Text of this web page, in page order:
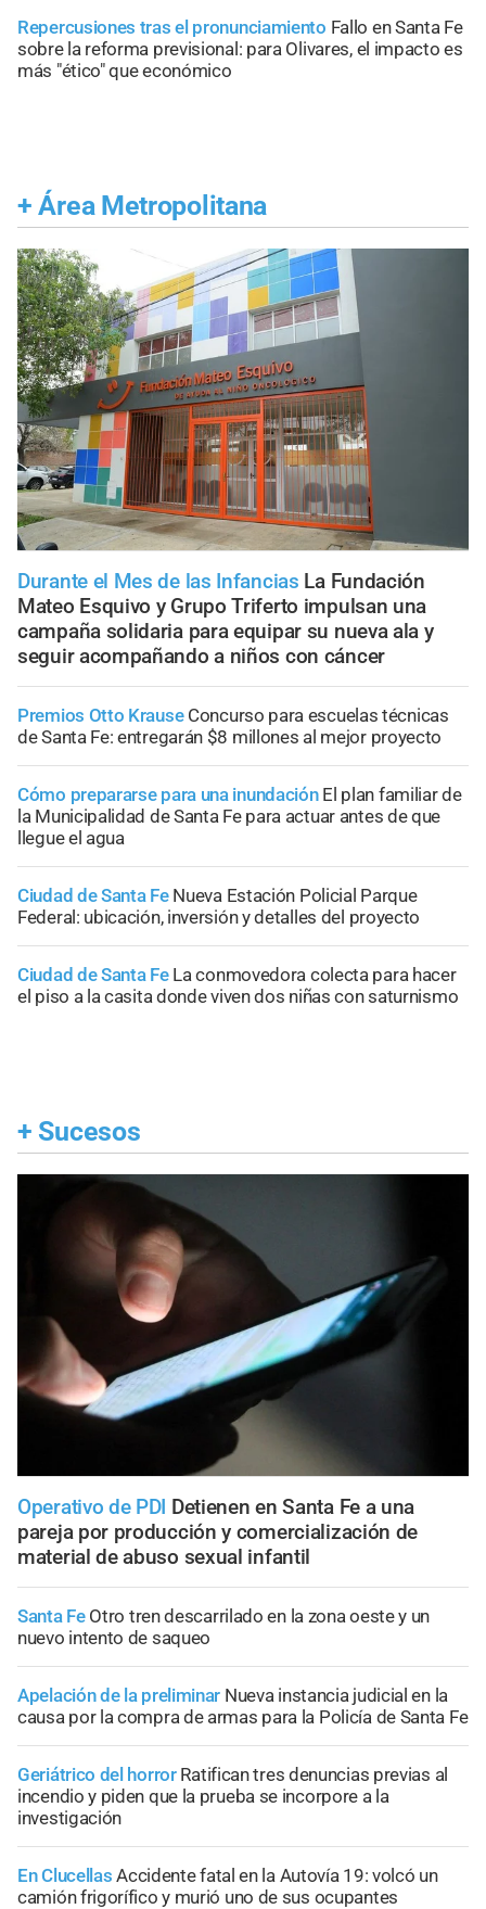
Repercusiones tras el pronunciamiento Fallo en Santa Fe
sobre la reforma previsional: para Olivares, el impacto es
más "ético" que económico
+ Área Metropolitana
Durante el Mes de las Infancias La Fundación
Mateo Esquivo y Grupo Triferto impulsan una
campaña solidaria para equipar su nueva ala y
seguir acompañando a niños con cáncer
Premios Otto Krause Concurso para escuelas técnicas
de Santa Fe: entregarán $8 millones al mejor proyecto
Cómo prepararse para una inundación El plan familiar de
la Municipalidad de Santa Fe para actuar antes de que
llegue el agua
Ciudad de Santa Fe Nueva Estación Policial Parque
Federal: ubicación, inversión y detalles del proyecto
Ciudad de Santa Fe La conmovedora colecta para hacer
el piso a la casita donde viven dos niñas con saturnismo
+ Sucesos
Operativo de PDI Detienen en Santa Fe a una
pareja por producción y comercialización de
material de abuso sexual infantil
Santa Fe Otro tren descarrilado en la zona oeste y un
nuevo intento de saqueo
Apelación de la preliminar Nueva instancia judicial en la
causa por la compra de armas para la Policía de Santa Fe
Geriátrico del horror Ratifican tres denuncias previas al
incendio y piden que la prueba se incorpore a la
investigación
En Clucellas Accidente fatal en la Autovía 19: volcó un
camión frigorífico y murió uno de sus ocupantes